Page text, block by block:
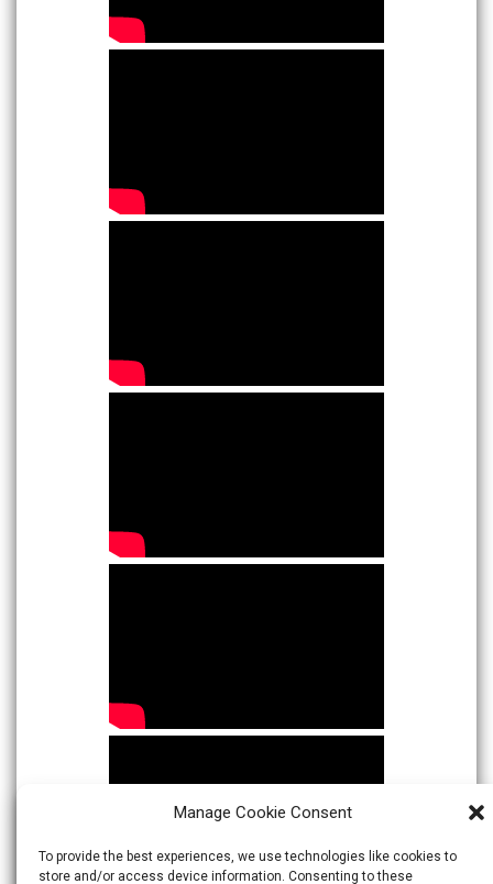
Manage Cookie Consent
To provide the best experiences, we use technologies like cookies to
store and/or access device information. Consenting to these